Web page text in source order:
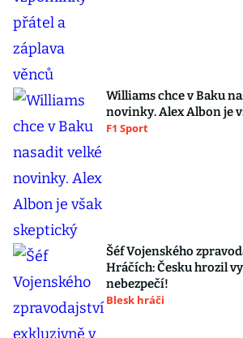
Williams chce v Baku
novinky. Alex Albon je
F1 Sport
Šéf Vojenského
Hráčích: Česku hrozil
nebezpečí!
Blesk hráči